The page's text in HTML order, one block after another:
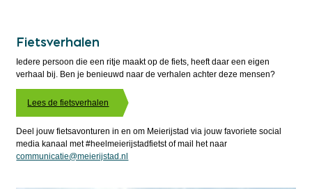
Fietsverhalen
Iedere persoon die een ritje maakt op de fiets, heeft daar een eigen
verhaal bij. Ben je benieuwd naar de verhalen achter deze mensen?
Lees de fietsverhalen
Deel jouw fietsavonturen in en om Meierijstad via jouw favoriete social
media kanaal met #heelmeierijstadfietst of mail het naar
communicatie@meierijstad.nl